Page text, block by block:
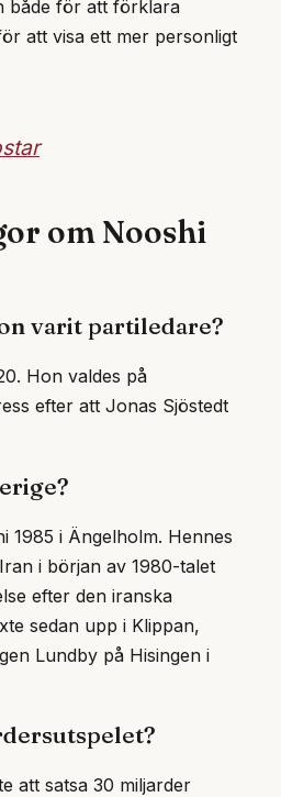
både för att förklara
att visa ett mer personligt
om Nooshi
varit partiledare?
Hon valdes på
efter att Jonas Sjöstedt
1985 i Ängelholm. Hennes
i början av 1980-talet
efter den iranska
sedan upp i Klippan,
Lundby på Hisingen i
att satsa 30 miljarder